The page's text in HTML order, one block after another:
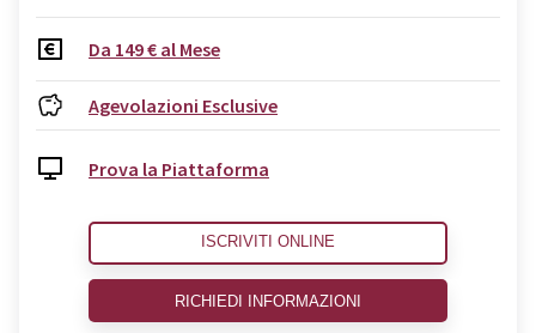
Da 149 € al Mese
Agevolazioni Esclusive
Prova la Piattaforma
ISCRIVITI ONLINE
RICHIEDI INFORMAZIONI